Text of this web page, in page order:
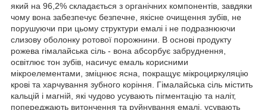
який на 96,2% складається з органічних компонентів, завдяки
чому вона забезпечує безпечне, якісне очищення зубів, не
порушуючи при цьому структури емалі і не подразнюючи
слизову оболонку ротової порожнини. В основі продукту
рожева гімалайська сіль - вона абсорбує забруднення,
освітлює тон зубів, насичує емаль корисними
мікроелементами, зміцнює ясна, покращує мікроциркуляцію
крові та харчування зубного коріння. Гімалайська сіль містить
кальцій і магній, які чудово усувають пігментацію та наліт,
попереджають витончення та руйнування емалі, усувають